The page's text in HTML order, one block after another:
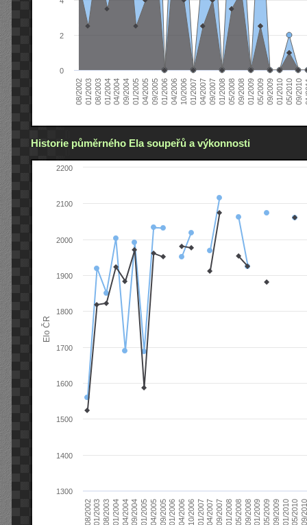
08/200201/200308/200301/200404/200409/200401/200504/200509/200501/200604/200610/200601/200704/200709/200701/200805/200809/200801/200905/200909/200901/201005/201009/2010
0
2
Historie půměrného Ela soupeřů a výkonnosti
Elo ČR
08/200201/200308/200301/200404/200409/200401/200504/200509/200501/200604/200610/200601/200704/200709/200701/200805/200809/200801/200905/200909/200901/201005/201009/
1300
1400
1500
1600
1700
1800
1900
2000
2100
2200